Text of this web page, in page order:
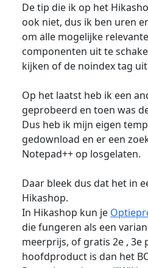
De tip die ik op het
ook niet, dus ik ben uren
om alle mogelijke
componenten uit te
kijken of de noindex tag
Op het laatst heb ik een
geprobeerd en toen was
Dus heb ik mijn eigen
gedownload en er een
Notepad++ op losgelaten.
Daar bleek dus dat het in
Hikashop.
In Hikashop kun je
die fungeren als een
meerprijs, of gratis 2e , 3e
hoofdproduct is dan het